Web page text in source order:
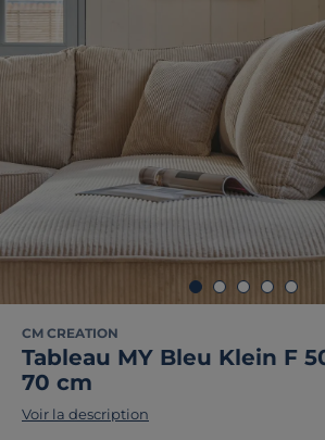
CM CREATION
Tableau MY Bleu Klein F
70 cm
Voir la description